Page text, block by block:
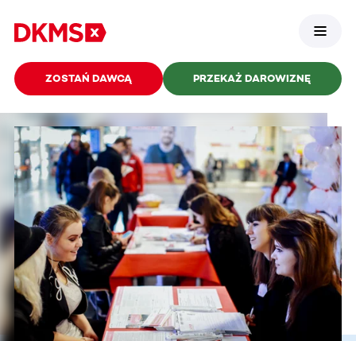
ZOSTAŃ DAWCĄ PRZEKAŻ DAROWIZNĘ